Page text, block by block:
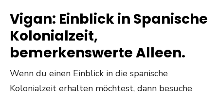
Vigan: Einblick in Spanische
Kolonialzeit,
bemerkenswerte Alleen.
Wenn du einen Einblick in die spanische
Kolonialzeit erhalten möchtest, dann besuche